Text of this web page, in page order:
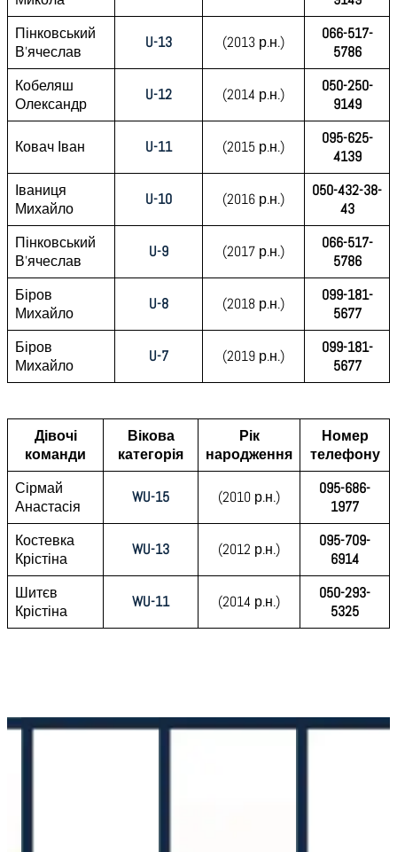
Пінковський
В’ячеслав
U-13 (2013 р.н.)
066-517-
5786
Кобеляш
Олександр
U-12 (2014 р.н.)
050-250-
9149
Ковач Іван U-11 (2015 р.н.)
095-625-
4139
Іваниця
Михайло
U-10 (2016 р.н.)
050-432-38-
43
Пінковський
В’ячеслав
U-9 (2017 р.н.)
066-517-
5786
Біров
Михайло
U-8 (2018 р.н.)
099-181-
5677
Біров
Михайло
U-7 (2019 р.н.)
099-181-
5677
Дівочі
команди
Вікова
категорія
Рік
народження
Номер
телефону
Сірмай
Анастасія
WU-15 (2010 р.н.)
095-686-
1977
Костевка
Крістіна
WU-13 (2012 р.н.)
095-709-
6914
Шитєв
Крістіна
WU-11 (2014 р.н.)
050-293-
5325